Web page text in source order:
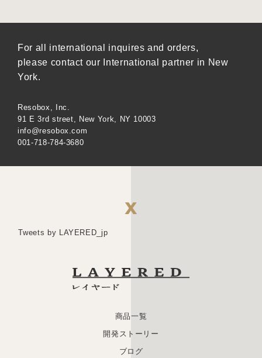
た。
す。
For all international inquires and orders,
please contact our International partner in New
York.
Resobox, Inc.
91 E 3rd street, New York, NY 10003
info@resobox.com
001-718-784-3680
X
Tweets by LAYERED_jp
商品一覧
開発ストーリー
ブログ